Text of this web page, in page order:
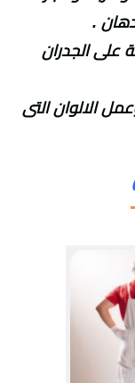
.
على الجدران
الالوان التى